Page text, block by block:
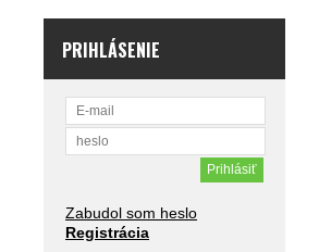
PRIHLÁSENIE
Zabudol som heslo
Registrácia